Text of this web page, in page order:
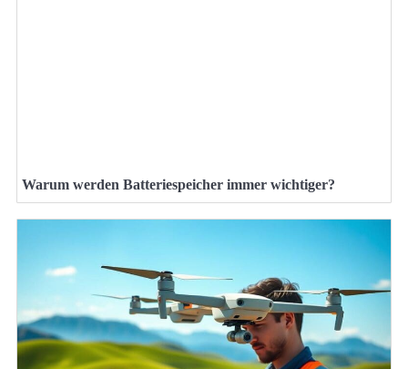
Warum werden Batteriespeicher immer wichtiger?